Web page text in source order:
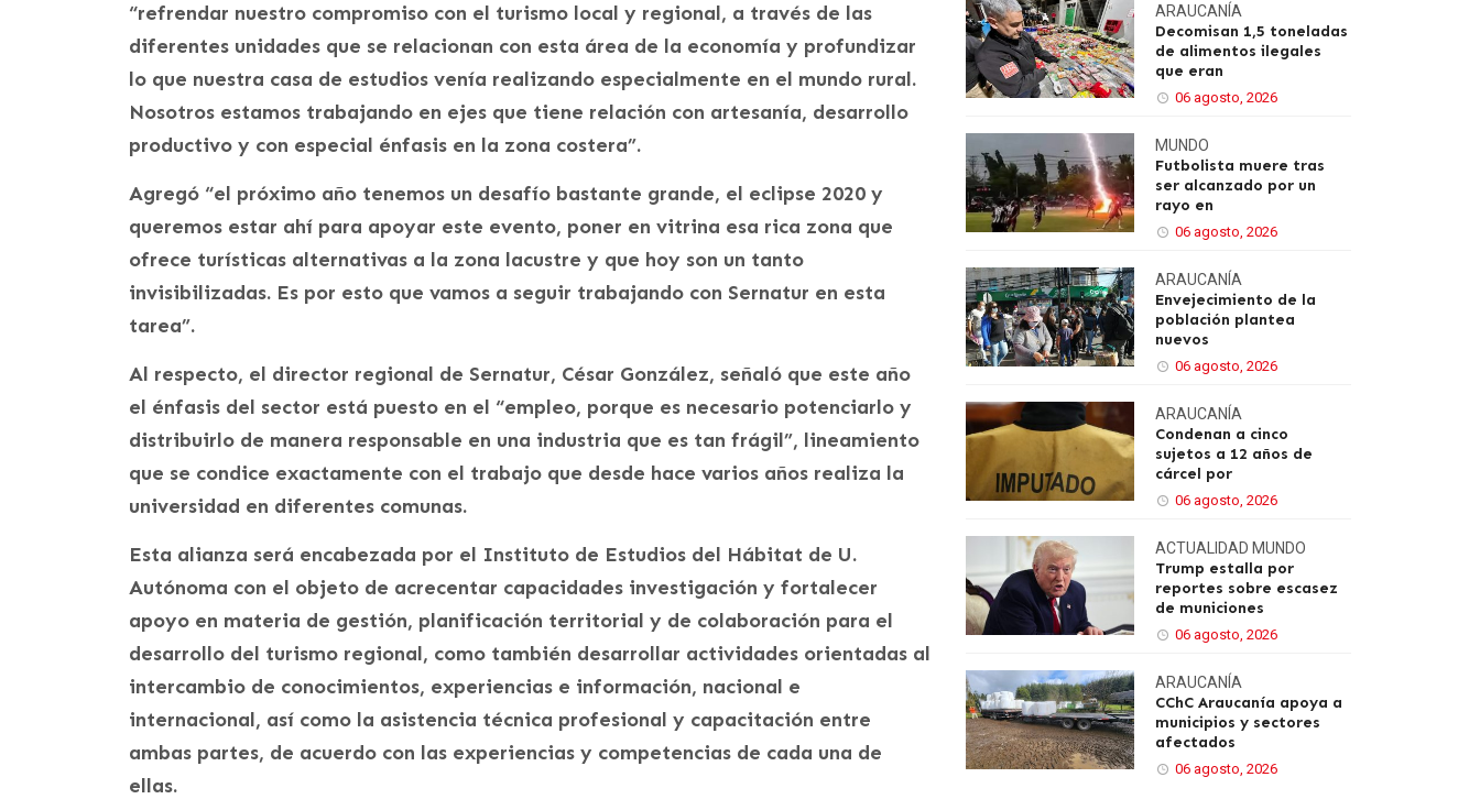
“refrendar nuestro compromiso con el turismo local y regional, a través de las
diferentes unidades que se relacionan con esta área de la economía y profundizar
lo que nuestra casa de estudios venía realizando especialmente en el mundo rural.
Nosotros estamos trabajando en ejes que tiene relación con artesanía, desarrollo
productivo y con especial énfasis en la zona costera”.
Agregó “el próximo año tenemos un desafío bastante grande, el eclipse 2020 y
queremos estar ahí para apoyar este evento, poner en vitrina esa rica zona que
ofrece turísticas alternativas a la zona lacustre y que hoy son un tanto
invisibilizadas. Es por esto que vamos a seguir trabajando con Sernatur en esta
tarea”.
Al respecto, el director regional de Sernatur, César González, señaló que este año
el énfasis del sector está puesto en el “empleo, porque es necesario potenciarlo y
distribuirlo de manera responsable en una industria que es tan frágil”, lineamiento
que se condice exactamente con el trabajo que desde hace varios años realiza la
universidad en diferentes comunas.
Esta alianza será encabezada por el Instituto de Estudios del Hábitat de U.
Autónoma con el objeto de acrecentar capacidades investigación y fortalecer
apoyo en materia de gestión, planificación territorial y de colaboración para el
desarrollo del turismo regional, como también desarrollar actividades orientadas al
intercambio de conocimientos, experiencias e información, nacional e
internacional, así como la asistencia técnica profesional y capacitación entre
ambas partes, de acuerdo con las experiencias y competencias de cada una de
ellas.
ARAUCANÍA
Decomisan 1,5 toneladas
de alimentos ilegales
que eran
06 agosto, 2026
MUNDO
Futbolista muere tras
ser alcanzado por un
rayo en
06 agosto, 2026
ARAUCANÍA
Envejecimiento de la
población plantea
nuevos
06 agosto, 2026
ARAUCANÍA
Condenan a cinco
sujetos a 12 años de
cárcel por
06 agosto, 2026
ACTUALIDAD MUNDO
Trump estalla por
reportes sobre escasez
de municiones
06 agosto, 2026
ARAUCANÍA
CChC Araucanía apoya a
municipios y sectores
afectados
06 agosto, 2026